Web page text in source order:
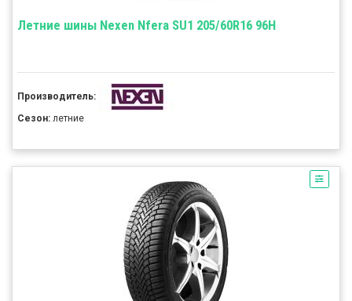
Летние шины Nexen Nfera SU1 205/60R16 96H
Производитель:
Сезон: летние